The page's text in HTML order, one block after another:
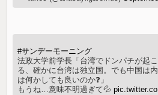
#サンデーモーニング
法政大学前学長「台湾でドンパチが起
る、確かに台湾は独立国。でも中国は
は何かしても良いのか❓」
もうね…意味不明過ぎて💦